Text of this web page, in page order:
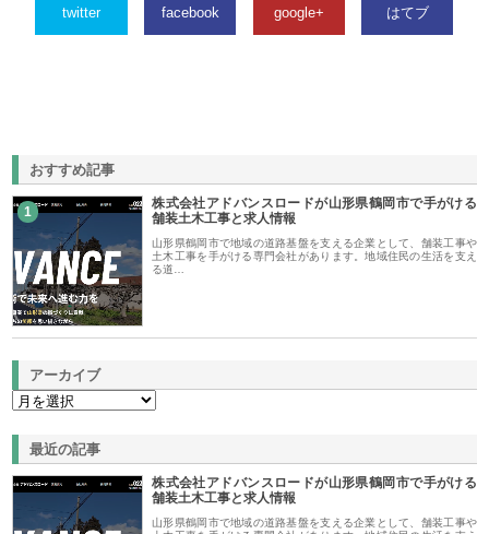
twitter facebook google+ はてブ
おすすめ記事
1
株式会社アドバンスロードが山形県鶴岡市で手がける
舗装土木工事と求人情報
山形県鶴岡市で地域の道路基盤を支える企業として、舗装工事や
土木工事を手がける専門会社があります。地域住民の生活を支え
る道…
アーカイブ
最近の記事
株式会社アドバンスロードが山形県鶴岡市で手がける
舗装土木工事と求人情報
山形県鶴岡市で地域の道路基盤を支える企業として、舗装工事や